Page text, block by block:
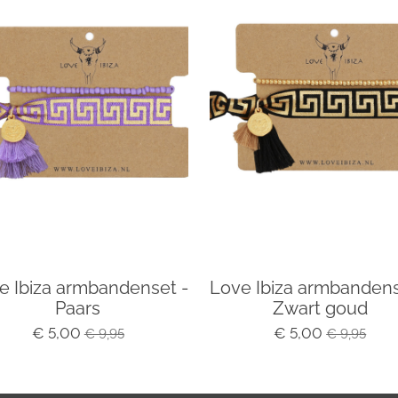
Ibiza armbandenset -
Paars
€ 5,00 € 9,95
Love Ibiza
Zwart goud
€ 5,00 € 9,95